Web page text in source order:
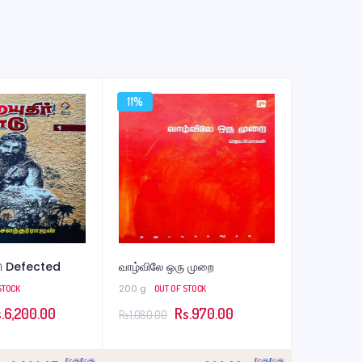
Defected
6,200.00Current
is:
11%
வாழ்விலே ஒரு முறை
200 g OUT OF STOCK
Rs.1,080.00 Original
Rs.970.00Current